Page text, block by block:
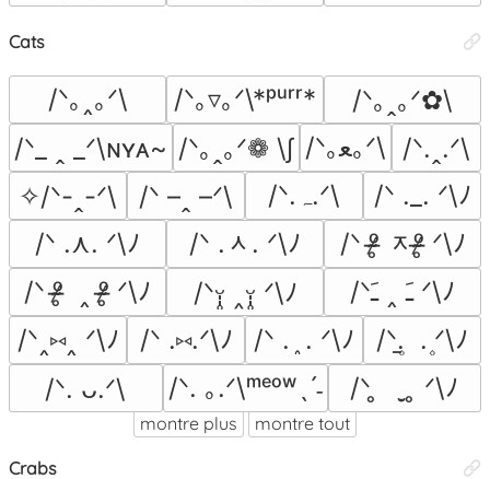
Cats
/ᐠ｡‸｡ᐟ\ /ᐠ｡▿｡ᐟ\*ᵖᵘʳʳ*
/ᐠ｡ꞈ｡ᐟ✿\
/ᐠ_ ꞈ _ᐟ\ɴʏᴀ~ /ᐠ｡ꞈ｡ᐟ❁ \∫ /ᐠ｡ﻌ｡ᐟ\ /ᐠ.ꞈ.ᐟ\
✧/ᐠ-ꞈ-ᐟ\
/ᐠ –ꞈ –ᐟ\ /ᐠ.ﮧ.ᐟ\
/ᐠ ._. ᐟ\ﾉ
/ᐠ .⋏. ᐟ\ﾉ
/ᐠ .ᆺ. ᐟ\ﾉ
/ᐠ ᵒ̴̶̷̥ ᆽᵒ̴̶̷̥ ᐟ\ﾉ
/ᐠ ᵒ̴̶̷̥  ‸ ᵒ̴̶̷̥ ᐟ\ﾉ
/ᐠᵕ̩̩̥ ‸ᵕ̩̩̥ ᐟ\ﾉ
/ᐠﹷ ‸ ﹷ ᐟ\ﾉ
/ᐠ‸⑅‸ ᐟ\ﾉ
/ᐠ .⑅.ᐟ\ﾉ /ᐠ . ֑ . ᐟ\ﾉ
/ᐠ۪. ̱ . ۪ᐟ\ﾉ
/ᐠ. ᴗ.ᐟ\
/ᐠ. ｡.ᐟ\ᵐᵉᵒʷˎˊ˗ /ᐠ ̥    ̣̮ ̥ ᐟ\ﾉ
montre plus montre tout
Crabs